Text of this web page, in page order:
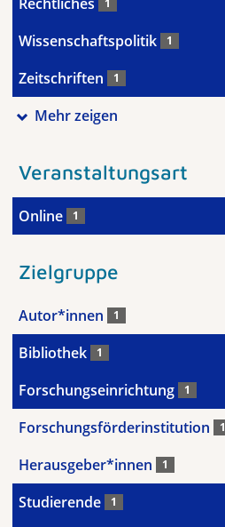
1
Wissenschaftspolitik 1
Zeitschriften 1
Mehr zeigen
Veranstaltungsart
Online 1
Zielgruppe
Autor*innen 1
Bibliothek 1
Forschungseinrichtung 1
Forschungsförderinstitution 1
Herausgeber*innen 1
Studierende 1